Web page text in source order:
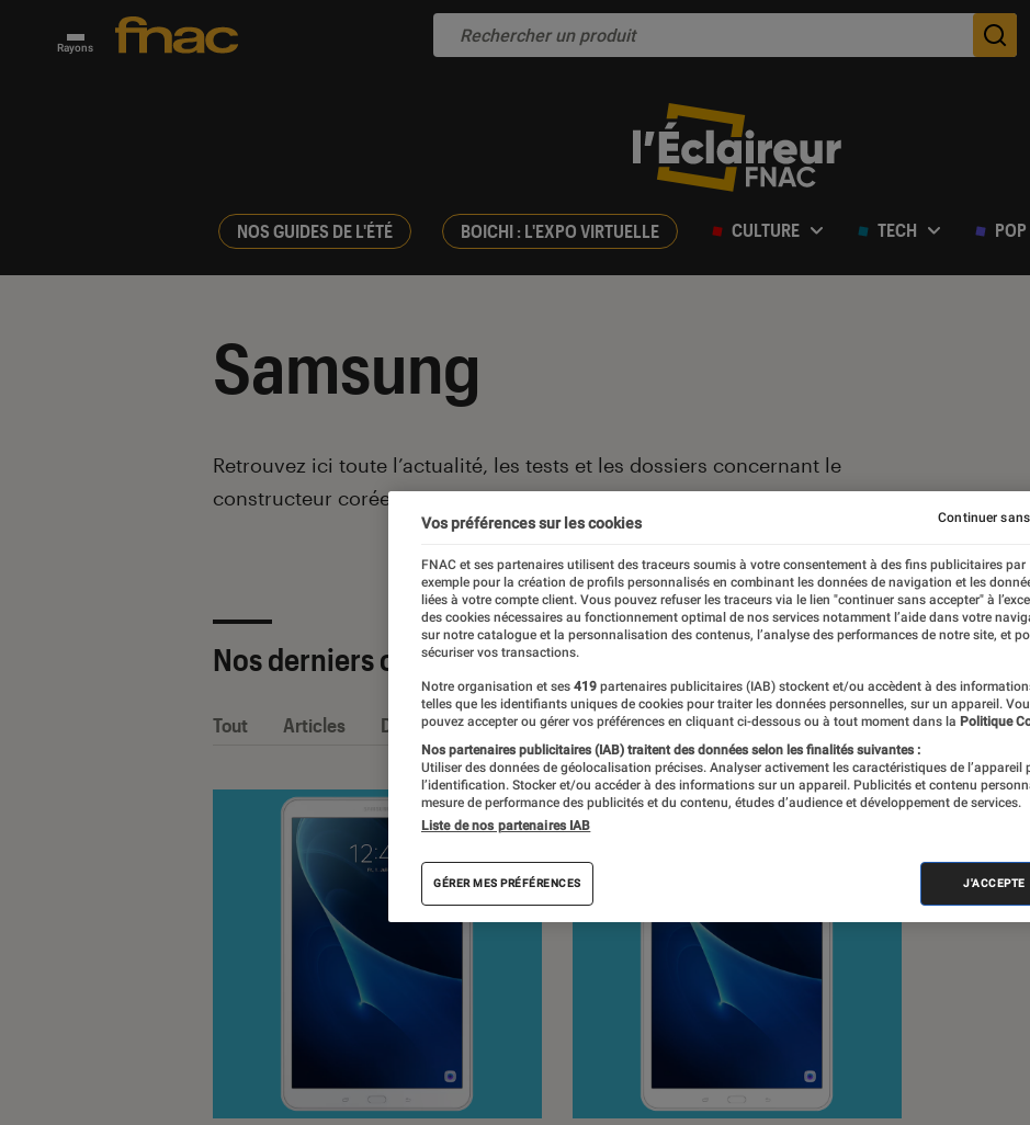
Rayons
NOS GUIDES DE L'ÉTÉ BOICHI : L'EXPO VIRTUELLE CULTURE TECH
Samsung
Introduction
Retrouvez ici toute l’actualité, les tests et les dossiers concernant le
constructeur coréen Samsung.
Nos derniers contenus
Tout Articles Dossiers Sélections et guides Tests Produits
Vos préférences sur les cookies
FNAC et ses partenaires utilisent des traceurs soumis à votre consentement à des fins publicitaires par
exemple pour la création de profils personnalisés en combinant les données de navigation et les
liées à votre compte client. Vous pouvez refuser les traceurs via le lien "continuer sans accepter" à
des cookies nécessaires au fonctionnement optimal de nos services notamment l’aide dans votre
sur notre catalogue et la personnalisation des contenus, l’analyse des performances de notre site, et
sécuriser vos transactions.
Notre organisation et ses 419 partenaires publicitaires (IAB) stockent et/ou accèdent à des
telles que les identifiants uniques de cookies pour traiter les données personnelles, sur un appareil.
pouvez accepter ou gérer vos préférences en cliquant ci-dessous ou à tout moment dans la Politique
Nos partenaires publicitaires (IAB) traitent des données selon les finalités suivantes :
Utiliser des données de géolocalisation précises. Analyser activement les caractéristiques de l’appareil
l’identification. Stocker et/ou accéder à des informations sur un appareil. Publicités et contenu
mesure de performance des publicités et du contenu, études d’audience et développement de services.
Liste de nos partenaires IAB
GÉRER MES PRÉFÉRENCES J'ACCEPTE
Continuer